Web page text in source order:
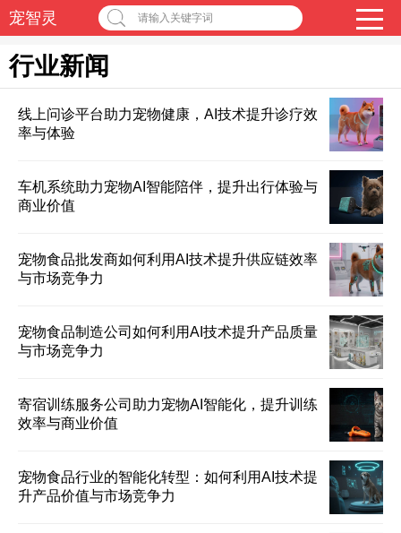
宠智灵 请输入关键字词
行业新闻
线上问诊平台助力宠物健康，AI技术提升诊疗效
率与体验
车机系统助力宠物AI智能陪伴，提升出行体验与
商业价值
宠物食品批发商如何利用AI技术提升供应链效率
与市场竞争力
宠物食品制造公司如何利用AI技术提升产品质量
与市场竞争力
寄宿训练服务公司助力宠物AI智能化，提升训练
效率与商业价值
宠物食品行业的智能化转型：如何利用AI技术提
升产品价值与市场竞争力